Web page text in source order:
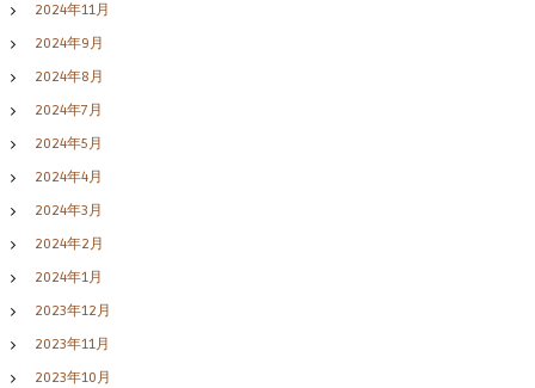
2024年11月
2024年9月
2024年8月
2024年7月
2024年5月
2024年4月
2024年3月
2024年2月
2024年1月
2023年12月
2023年11月
2023年10月